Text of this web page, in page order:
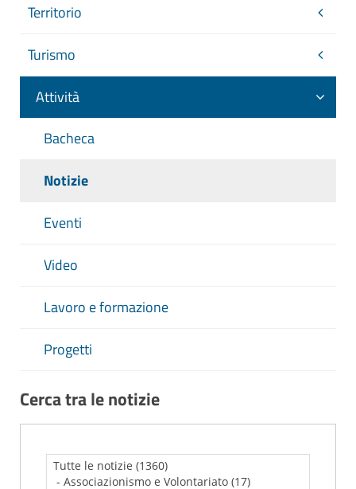
Territorio
Turismo
Attività
Bacheca
Notizie
Eventi
Video
Lavoro e formazione
Progetti
Cerca tra le notizie